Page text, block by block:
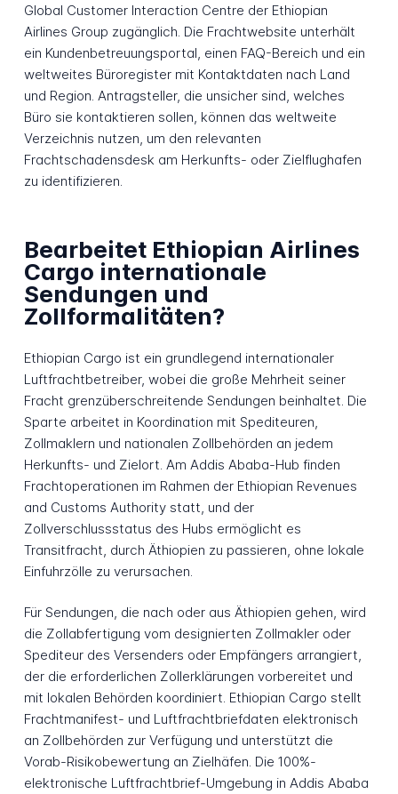
Global Customer Interaction Centre der Ethiopian
Airlines Group zugänglich. Die Frachtwebsite unterhält
ein Kundenbetreuungsportal, einen FAQ-Bereich und ein
weltweites Büroregister mit Kontaktdaten nach Land
und Region. Antragsteller, die unsicher sind, welches
Büro sie kontaktieren sollen, können das weltweite
Verzeichnis nutzen, um den relevanten
Frachtschadensdesk am Herkunfts- oder Zielflughafen
zu identifizieren.
Bearbeitet Ethiopian Airlines
Cargo internationale
Sendungen und
Zollformalitäten?
Ethiopian Cargo ist ein grundlegend internationaler
Luftfrachtbetreiber, wobei die große Mehrheit seiner
Fracht grenzüberschreitende Sendungen beinhaltet. Die
Sparte arbeitet in Koordination mit Spediteuren,
Zollmaklern und nationalen Zollbehörden an jedem
Herkunfts- und Zielort. Am Addis Ababa-Hub finden
Frachtoperationen im Rahmen der Ethiopian Revenues
and Customs Authority statt, und der
Zollverschlussstatus des Hubs ermöglicht es
Transitfracht, durch Äthiopien zu passieren, ohne lokale
Einfuhrzölle zu verursachen.
Für Sendungen, die nach oder aus Äthiopien gehen, wird
die Zollabfertigung vom designierten Zollmakler oder
Spediteur des Versenders oder Empfängers arrangiert,
der die erforderlichen Zollerklärungen vorbereitet und
mit lokalen Behörden koordiniert. Ethiopian Cargo stellt
Frachtmanifest- und Luftfrachtbriefdaten elektronisch
an Zollbehörden zur Verfügung und unterstützt die
Vorab-Risikobewertung an Zielhäfen. Die 100%-
elektronische Luftfrachtbrief-Umgebung in Addis Ababa